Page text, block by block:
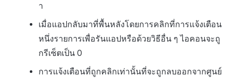
า
เมื่อแอปกลับมาที่พื้นหลังโดยการคลิกที่การแจ้งเตือน
หนึ่งรายการเพื่อรันแอปหรือด้วยวิธีอื่น ๆ ไอคอนจะถู
กรีเซ็ตเป็น 0
การแจ้งเตือนที่ถูกคลิกเท่านั้นที่จะถูกลบออกจากศูนย์